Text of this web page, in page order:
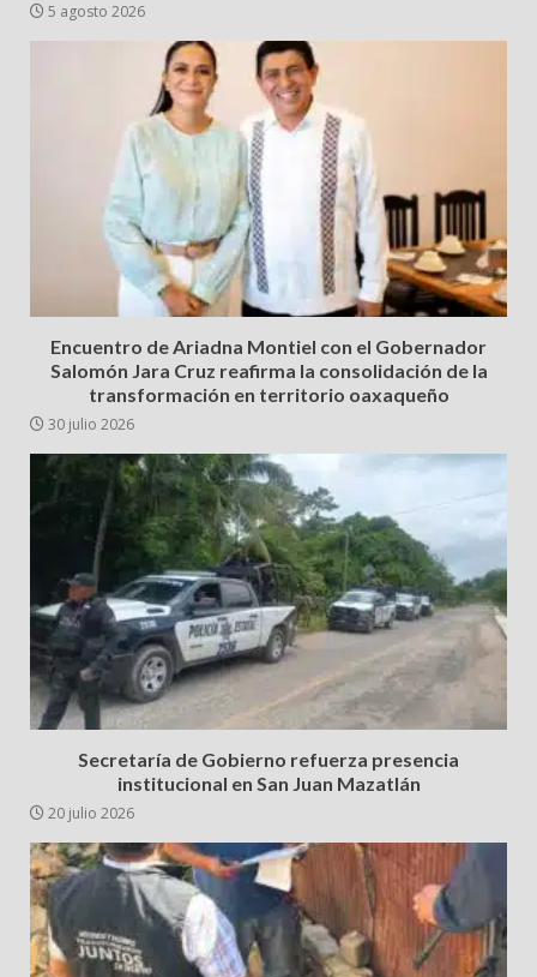
5 agosto 2026
Encuentro de Ariadna Montiel con el Gobernador
Salomón Jara Cruz reafirma la consolidación de la
transformación en territorio oaxaqueño
30 julio 2026
Secretaría de Gobierno refuerza presencia
institucional en San Juan Mazatlán
20 julio 2026